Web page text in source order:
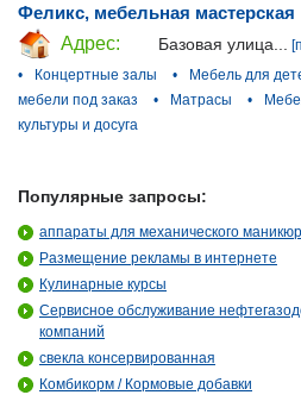
Феликс, мебельная мастерская
Адрес:
Базовая улица...
•
Концертные залы • Мебель для
мебели под заказ
• Матрасы •
культуры и досуга
Популярные запросы:
аппараты для механического
Размещение рекламы в интернете
Кулинарные курсы
Сервисное обслуживание
компаний
свекла консервированная
Комбикорм / Кормовые добавки